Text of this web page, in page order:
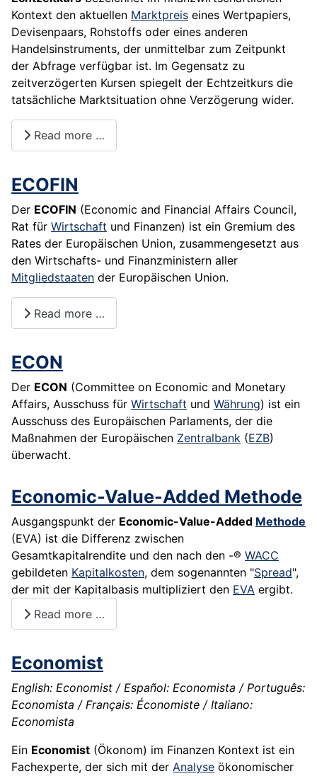
Kontext den aktuellen Marktpreis eines Wertpapiers,
Devisenpaars, Rohstoffs oder eines anderen
Handelsinstruments, der unmittelbar zum Zeitpunkt
der Abfrage verfügbar ist. Im Gegensatz zu
zeitverzögerten Kursen spiegelt der Echtzeitkurs die
tatsächliche Marktsituation ohne Verzögerung wider.
Read more …
ECOFIN
Der ECOFIN (Economic and Financial Affairs Council,
Rat für Wirtschaft und Finanzen) ist ein Gremium des
Rates der Europäischen Union, zusammengesetzt aus
den Wirtschafts- und Finanzministern aller
Mitgliedstaaten der Europäischen Union.
Read more …
ECON
Der ECON (Committee on Economic and Monetary
Affairs, Ausschuss für Wirtschaft und Währung) ist ein
Ausschuss des Europäischen Parlaments, der die
Maßnahmen der Europäischen Zentralbank (EZB)
überwacht.
Economic-Value-Added Methode
Ausgangspunkt der Economic-Value-Added Methode
(EVA) ist die Differenz zwischen
Gesamtkapitalrendite und den nach den -® WACC
gebildeten Kapitalkosten, dem sogenannten "Spread",
der mit der Kapitalbasis multipliziert den EVA ergibt.
Read more …
Economist
English: Economist / Español: Economista / Português:
Economista / Français: Économiste / Italiano:
Economista
Ein Economist (Ökonom) im Finanzen Kontext ist ein
Fachexperte, der sich mit der Analyse ökonomischer